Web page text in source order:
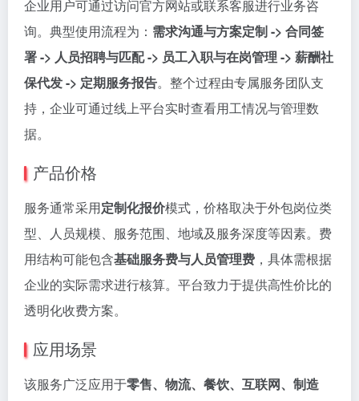
企业用户可通过访问官方网站或联系客服进行业务咨
询。典型使用流程为： 需求沟通与方案定制 -> 合同签
署 -> 人员招聘与匹配 -> 员工入职与在岗管理 -> 薪酬社
保代发 -> 定期服务报告。整个过程由专属服务团队支
持，企业可通过线上平台实时查看用工情况与管理数
据。
产品价格
服务通常采用定制化报价模式，价格取决于外包岗位类
型、人员规模、服务范围、地域及服务深度等因素。费
用结构可能包含基础服务费与人员管理费 ，具体需根据
企业的实际需求进行核算。平台致力于提供高性价比的
透明化收费方案。
应用场景
该服务广泛应用于零售、物流、餐饮、互联网、制造